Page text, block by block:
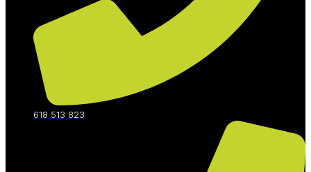
618 513 823